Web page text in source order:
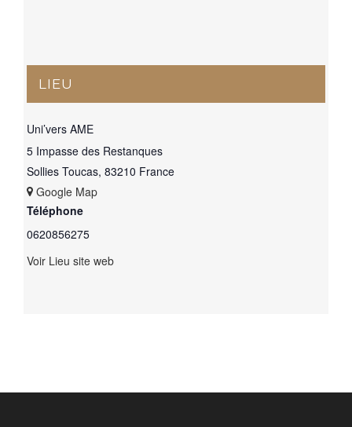
LIEU
Uni’vers AME
5 Impasse des Restanques
Sollies Toucas, 83210 France
+ Google Map
Téléphone
0620856275
Voir Lieu site web